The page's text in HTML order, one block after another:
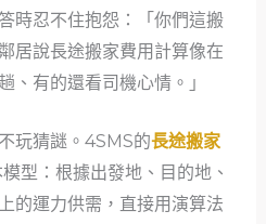
時忍不住抱怨：「你們這搬
居說長途搬家費用計算像在
、有的還看司機心情。」
玩猜謎。4SMS的長途搬家
型：根據出發地、目的地、
的運力供需，直接用演算法